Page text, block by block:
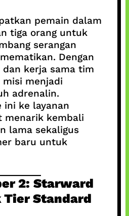
pemain dalam
tiga orang untuk
serangan
Dengan
kerja sama tim
misi menjadi
adrenalin.
ini ke layanan
menarik kembali
lama sekaligus
baru untuk
2: Starward
Standard